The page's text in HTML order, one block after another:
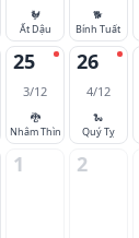
🐓
Ất Dậu
🐕
Bính Tuất
25
3/12
🐉
Nhâm Thìn
26
4/12
🐍
Quý Tỵ
1 2